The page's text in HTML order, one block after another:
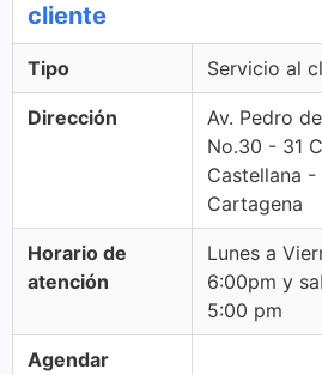
cliente
Tipo Servicio al
Dirección
Av. Pedro
No.30 - 31
Castellana -
Cartagena
Horario de
atención
Lunes a
6:00pm y
5:00 pm
Agendar